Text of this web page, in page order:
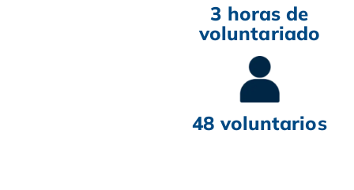
3 horas de
voluntariado
48 voluntarios